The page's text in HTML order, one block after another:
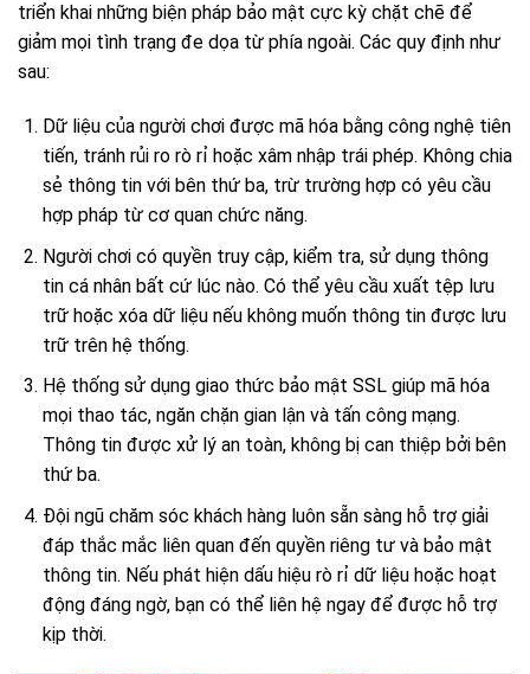
triển khai những biện pháp bảo mật cực kỳ chặt chẽ để
giảm mọi tình trạng đe dọa từ phía ngoài. Các quy định như
sau:
Dữ liệu của người chơi được mã hóa bằng công nghệ tiên
tiến, tránh rủi ro rò rỉ hoặc xâm nhập trái phép. Không chia
sẻ thông tin với bên thứ ba, trừ trường hợp có yêu cầu
hợp pháp từ cơ quan chức năng.
Người chơi có quyền truy cập, kiểm tra, sử dụng thông
tin cá nhân bất cứ lúc nào. Có thể yêu cầu xuất tệp lưu
trữ hoặc xóa dữ liệu nếu không muốn thông tin được lưu
trữ trên hệ thống.
Hệ thống sử dụng giao thức bảo mật SSL giúp mã hóa
mọi thao tác, ngăn chặn gian lận và tấn công mạng.
Thông tin được xử lý an toàn, không bị can thiệp bởi bên
thứ ba.
Đội ngũ chăm sóc khách hàng luôn sẵn sàng hỗ trợ giải
đáp thắc mắc liên quan đến quyền riêng tư và bảo mật
thông tin. Nếu phát hiện dấu hiệu rò rỉ dữ liệu hoặc hoạt
động đáng ngờ, bạn có thể liên hệ ngay để được hỗ trợ
kịp thời.